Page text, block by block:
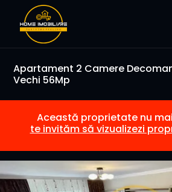
Apartament 2 Camere
Vechi 56Mp
Această proprietate nu
te invităm să vizualizezi